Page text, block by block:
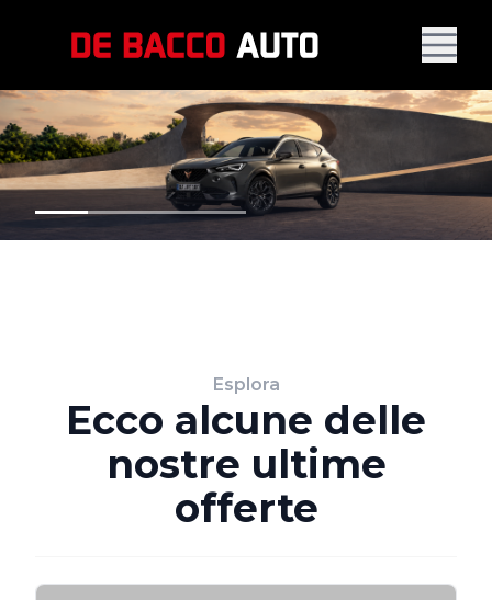
Esplora
Ecco alcune delle
nostre ultime
offerte